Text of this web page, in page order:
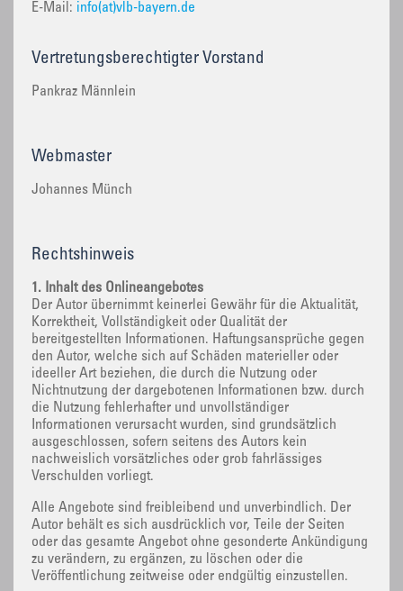
E-Mail: info(at)vlb-bayern.de
Vertretungsberechtigter Vorstand
Pankraz Männlein
Webmaster
Johannes Münch
Rechtshinweis
1. Inhalt des Onlineangebotes
Der Autor übernimmt keinerlei Gewähr für die Aktualität,
Korrektheit, Vollständigkeit oder Qualität der
bereitgestellten Informationen. Haftungsansprüche gegen
den Autor, welche sich auf Schäden materieller oder
ideeller Art beziehen, die durch die Nutzung oder
Nichtnutzung der dargebotenen Informationen bzw. durch
die Nutzung fehlerhafter und unvollständiger
Informationen verursacht wurden, sind grundsätzlich
ausgeschlossen, sofern seitens des Autors kein
nachweislich vorsätzliches oder grob fahrlässiges
Verschulden vorliegt.
Alle Angebote sind freibleibend und unverbindlich. Der
Autor behält es sich ausdrücklich vor, Teile der Seiten
oder das gesamte Angebot ohne gesonderte Ankündigung
zu verändern, zu ergänzen, zu löschen oder die
Veröffentlichung zeitweise oder endgültig einzustellen.